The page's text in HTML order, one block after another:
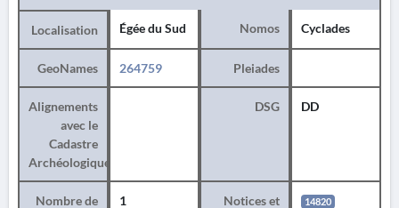
Localisation Égée du Sud Nomos Cyclades
GeoNames 264759 Pleiades
Alignements
avec le
Cadastre
Archéologique
DSG DD
Nombre de
1
Notices et
14820